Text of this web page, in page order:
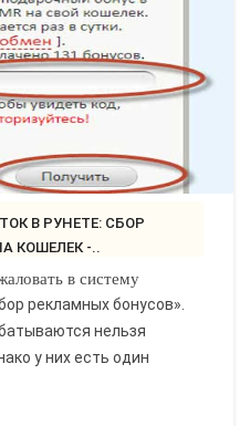
КОШЕЛЕК -..
в систему
рекламных бонусов».
нельзя
у них есть один